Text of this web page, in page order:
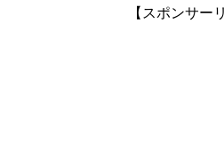
【スポンサー